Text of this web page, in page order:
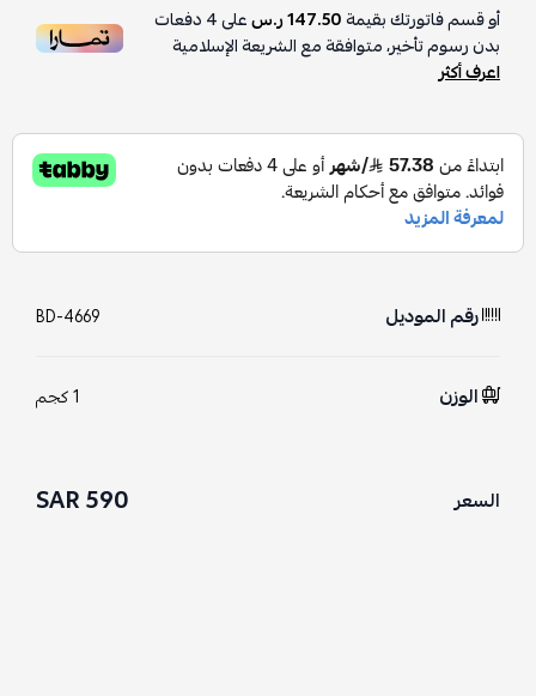
أو قسم فاتورتك بقيمة147.50 ر.س على4دفعات
بدون رسوم تأخير، متوافقة مع الشريعة الإسلامية
اعرف أكثر
رقم الموديل BD-4669
الوزن 1 كجم
السعر 590 SAR